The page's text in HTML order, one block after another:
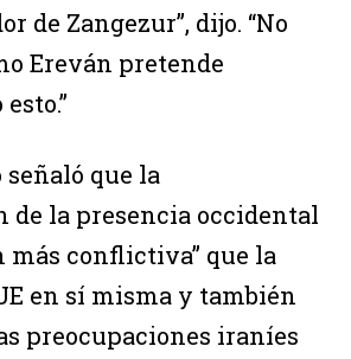
de Zangezur”, dijo. “No
Ereván pretende
que la
de la presencia occidental
más conflictiva” que la
en sí misma y también
preocupaciones iraníes